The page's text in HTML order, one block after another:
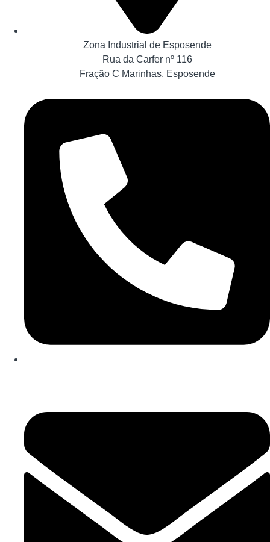
Zona Industrial de Esposende
Rua da Carfer nº 116
Fração C Marinhas, Esposende